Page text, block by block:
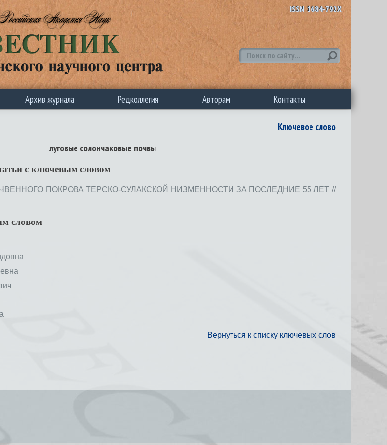
ISSN 1684-792X
Архив журнала Редколлегия Авторам Контакты
Ключевое слово
луговые солончаковые почвы
c ключевым словом
ПОКРОВА ТЕРСКО-СУЛАКСКОЙ НИЗМЕННОСТИ ЗА ПОСЛЕДНИЕ 55 ЛЕТ //
словом
Вернуться к списку ключевых слов